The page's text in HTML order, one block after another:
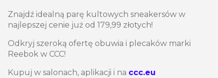
Znajdź idealną parę kultowych sneakersów w
najlepszej cenie już od 179,99 złotych!
Odkryj szeroką ofertę obuwia i plecaków marki
Reebok w CCC!
Kupuj w salonach, aplikacji i na ccc.eu